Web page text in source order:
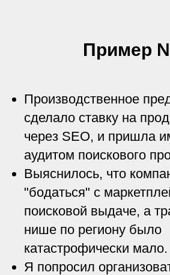
Пример
Производственное
сделало ставку на
через SEO, и пришла
аудитом поискового
Выяснилось, что
"бодаться" с
поисковой выдаче, а
нише по региону было
катастрофически мало.
Я попросил